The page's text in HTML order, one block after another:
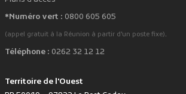
*Numéro vert : 0800 605 605
(appel gratuit à la Réunion à partir d'un poste fixe).
Téléphone : 0262 32 12 12
Territoire de l'Ouest